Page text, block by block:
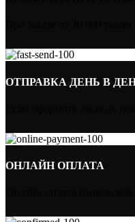
ОТПРАВКА ДЕНЬ В
ОНЛАЙН ОПЛАТА